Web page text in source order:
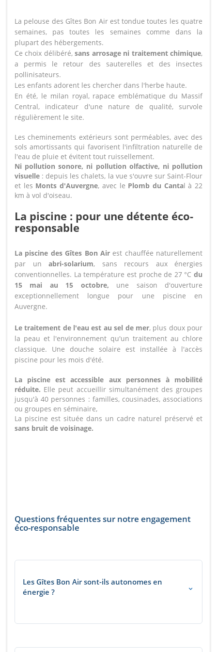
La pelouse des Gîtes Bon Air est tondue toutes les quatre
semaines, pas toutes les semaines comme dans la
plupart des hébergements.
Ce choix délibéré,sans arrosage ni traitement chimique,
a permis le retour des sauterelles et des insectes
pollinisateurs.
Les enfants adorent les chercher dans l'herbe haute.
En été, le milan royal, rapace emblématique du Massif
Central, indicateur d'une nature de qualité, survole
régulièrement le site.
Les cheminements extérieurs sont perméables, avec des
sols amortissants qui favorisent l'infiltration naturelle de
l'eau de pluie et évitent tout ruissellement.
Ni pollution sonore, ni pollution olfactive, ni pollution
visuelle : depuis les chalets, la vue s'ouvre sur Saint-Flour
et les Monts d'Auvergne, avec le Plomb du Cantal à 22
km à vol d'oiseau.
La piscine : pour une détente éco-
responsable
La piscine des Gîtes Bon Airest chauffée naturellement
par un abri-solarium, sans recours aux énergies
conventionnelles. La température est proche de 27 °C du
15 mai au 15 octobre, une saison d'ouverture
exceptionnellement longue pour une piscine en
Auvergne.
Le traitement de l'eau est au sel de mer, plus doux pour
la peau et l'environnement qu'un traitement au chlore
classique. Une douche solaire est installée à l'accès
piscine pour les mois d'été.
La piscine est accessible aux personnes à mobilité
réduite. Elle peut accueillir simultanément des groupes
jusqu'à 40 personnes : familles, cousinades, associations
ou groupes en séminaire,
La piscine est située dans un cadre naturel préservé et
sans bruit de voisinage.
Questions fréquentes sur notre engagement
éco-responsable
Les Gîtes Bon Air sont-ils autonomes en
énergie ?
⌄